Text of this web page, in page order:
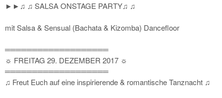
►►♫ ♫ SALSA ONSTAGE PARTY♫ ♫
mit Salsa & Sensual (Bachata & Kizomba) Dancefloor
═══════════════════
☼ FREITAG 29. DEZEMBER 2017 ☼
═══════════════════
♫ Freut Euch auf eine inspirierende & romantische Tanznacht ♫